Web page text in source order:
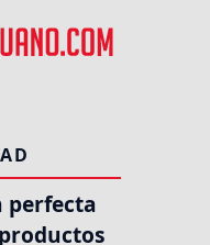
perfecta